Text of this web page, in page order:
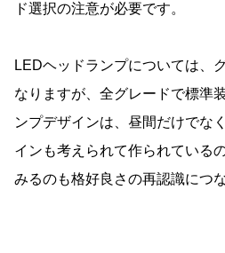
ド選択の注意が必要です。
LEDヘッドランプについては、
なりますが、全グレードで標準
ンプデザインは、昼間だけでな
インも考えられて作られている
みるのも格好良さの再認識につ